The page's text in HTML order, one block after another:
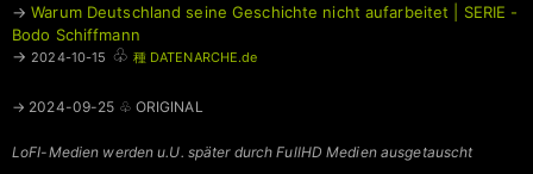
→Warum Deutschland seine Geschichte nicht aufarbeitet | SERIE -
Bodo Schiffmann
→ 2024-10-15 ♧ 種 DATENARCHE.de
→ 2024-09-25 ♧ ORIGINAL
LoFI-Medien werden u.U. später durch FullHD Medien ausgetauscht